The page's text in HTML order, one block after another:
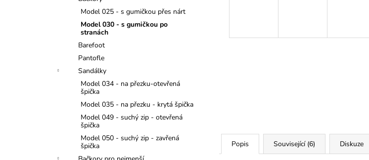
Model 025 - s gumičkou přes nárt
Model 030 - s gumičkou po
stranách
Barefoot
Pantofle
Sandálky
Model 034 - na přezku-otevřená
špička
Model 035 - na přezku - krytá špička
Model 049 - suchý zip - otevřená
špička
Model 050 - suchý zip - zavřená
špička
Popis Související (6) Diskuze